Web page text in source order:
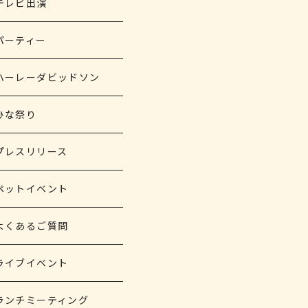
ーティー
ーレーダビッドソン
な祭り
レスリリース
ットイベント
くあるご質問
イブイベント
ンチミーティング